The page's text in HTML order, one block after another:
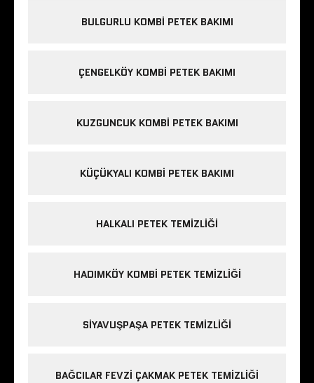
BULGURLU KOMBI PETEK BAKIMI
ÇENGELKÖY KOMBI PETEK BAKIMI
KUZGUNCUK KOMBI PETEK BAKIMI
KÜÇÜKYALI KOMBI PETEK BAKIMI
HALKALI PETEK TEMIZLIĞI
HADIMKÖY KOMBI PETEK TEMIZLIĞI
SIYAVUŞPAŞA PETEK TEMIZLIĞI
BAĞCILAR FEVZI ÇAKMAK PETEK TEMIZLIĞI